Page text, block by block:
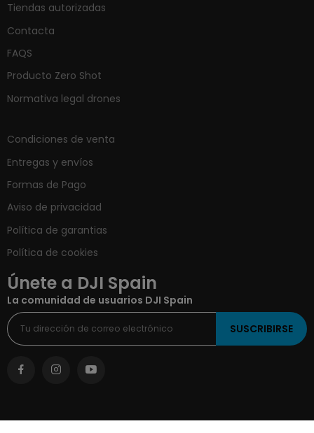
Tiendas autorizadas
Contacta
FAQS
Producto Zero Shot
Normativa legal drones
Condiciones de venta
Entregas y envíos
Formas de Pago
Aviso de privacidad
Política de garantias
Política de cookies
Únete a DJI Spain
La comunidad de usuarios DJI Spain
SUSCRIBIRSE